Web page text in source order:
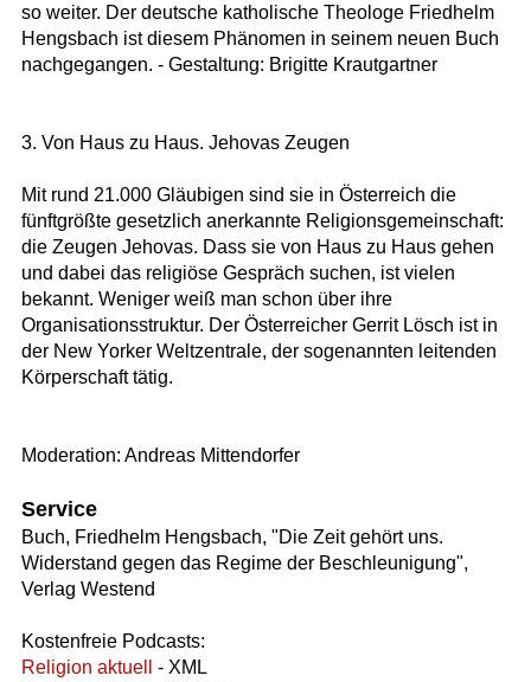
so weiter. Der deutsche katholische Theologe Friedhelm
Hengsbach ist diesem Phänomen in seinem neuen Buch
nachgegangen. - Gestaltung: Brigitte Krautgartner
3. Von Haus zu Haus. Jehovas Zeugen
Mit rund 21.000 Gläubigen sind sie in Österreich die
fünftgrößte gesetzlich anerkannte Religionsgemeinschaft:
die Zeugen Jehovas. Dass sie von Haus zu Haus gehen
und dabei das religiöse Gespräch suchen, ist vielen
bekannt. Weniger weiß man schon über ihre
Organisationsstruktur. Der Österreicher Gerrit Lösch ist in
der New Yorker Weltzentrale, der sogenannten leitenden
Körperschaft tätig.
Moderation: Andreas Mittendorfer
Service
Buch, Friedhelm Hengsbach, "Die Zeit gehört uns.
Widerstand gegen das Regime der Beschleunigung",
Verlag Westend
Kostenfreie Podcasts:
Religion aktuell
- XML